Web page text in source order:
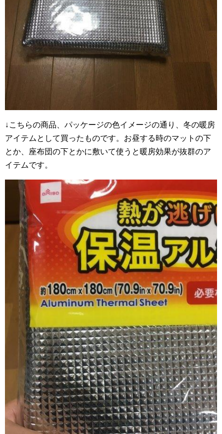
↓こちらの商品、パッケージの色イメージの通り、冬の暖房
アイテムとして買ったものです。お昼する時のマットの下
とか、座布団の下とかに敷いて使うと暖房効果が抜群のア
イテムです。